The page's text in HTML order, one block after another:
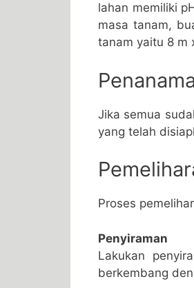
lahan memiliki
masa tanam,
tanam yaitu 8 m
Jika semua
yang telah
Proses
Penyiraman
Lakukan
berkembang